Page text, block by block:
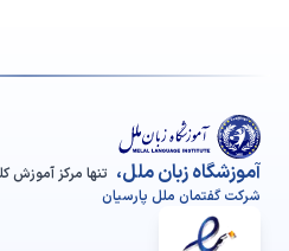
آموزشگاه زبان ملل، تنها مرکز آموزش
شرکت گفتمان ملل پارسیان